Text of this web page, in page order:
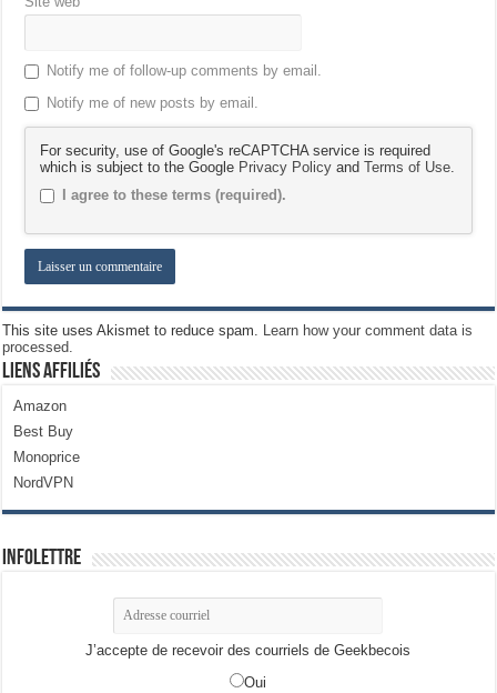
Notify me of follow-up comments by email.
Notify me of new posts by email.
For security, use of Google's reCAPTCHA service is required
which is subject to the Google Privacy Policy andTerms of Use.
I agree to these terms (required).
This site uses Akismet to reduce spam. Learn how your comment data is
processed.
Liens Affiliés
Amazon
Best Buy
Monoprice
NordVPN
Infolettre
J’accepte de recevoir des courriels de Geekbecois
Oui